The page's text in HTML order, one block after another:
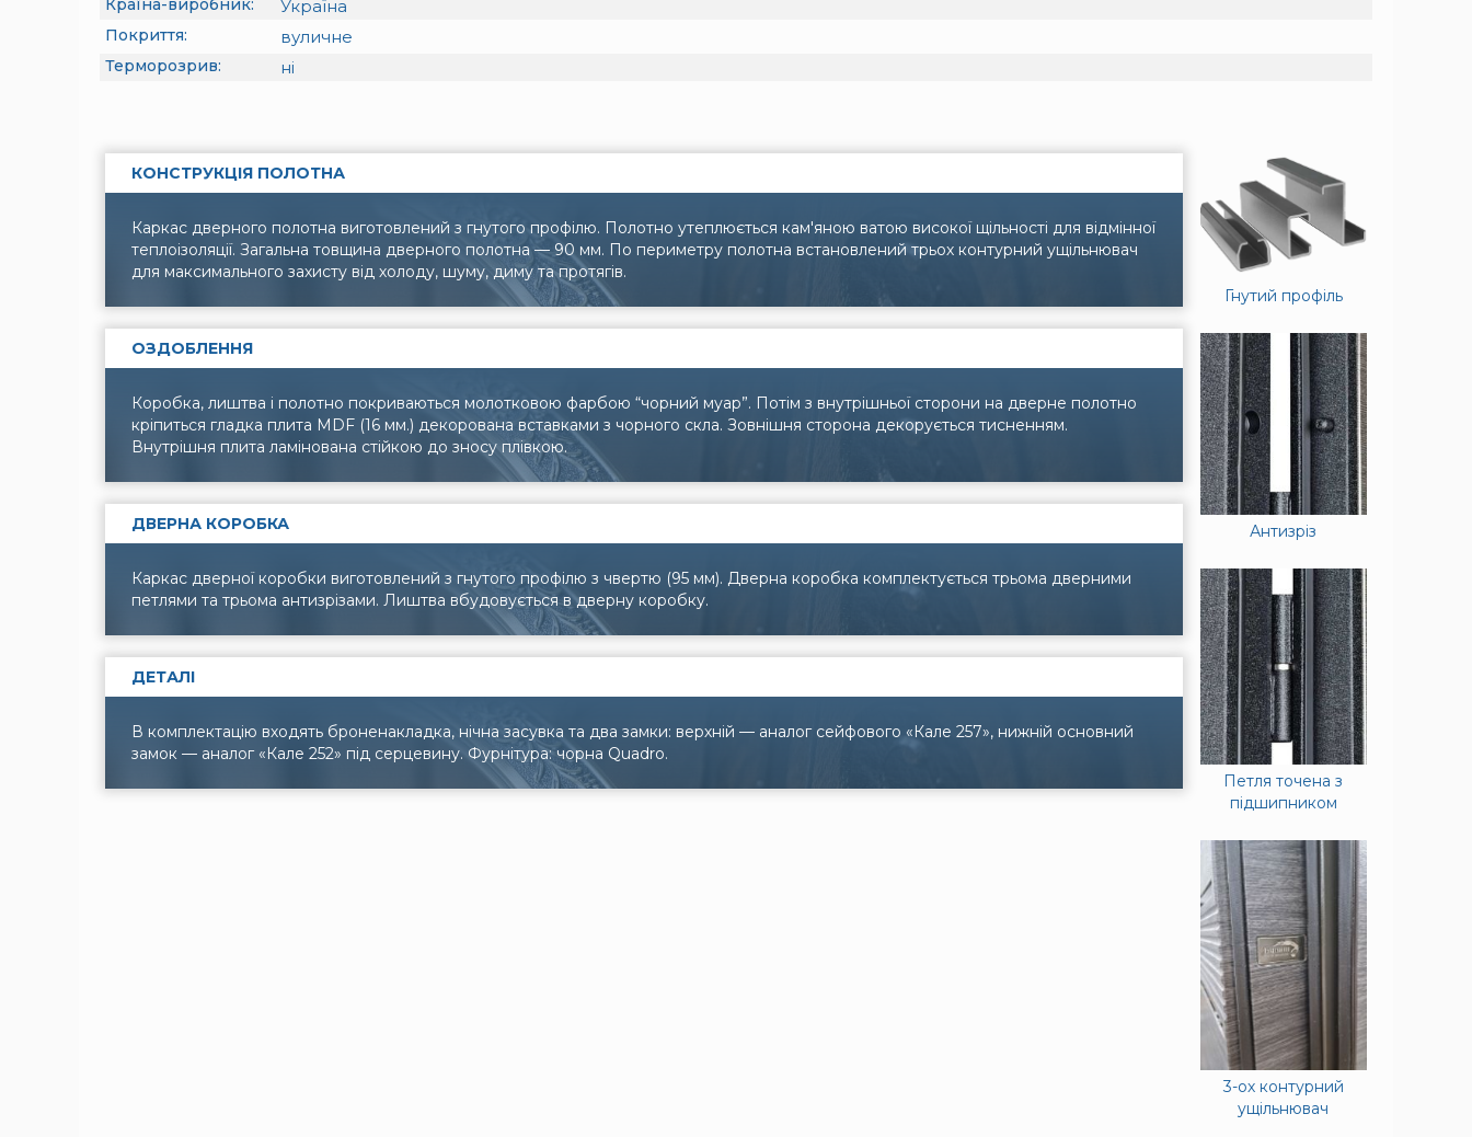
Країна-виробник: Україна
Покриття: вуличне
Терморозрив: ні
КОНСТРУКЦІЯ ПОЛОТНА
Каркас дверного полотна виготовлений з гнутого профілю. Полотно утеплюється кам'яною ватою високої щільності для відмінної
теплоізоляції. Загальна товщина дверного полотна — 90 мм. По периметру полотна встановлений трьох контурний ущільнювач
для максимального захисту від холоду, шуму, диму та протягів.
ОЗДОБЛЕННЯ
Коробка, лиштва і полотно покриваються молотковою фарбою “чорний муар”. Потім з внутрішньої сторони на дверне полотно
кріпиться гладка плита MDF (16 мм.) декорована вставками з чорного скла. Зовнішня сторона декорується тисненням.
Внутрішня плита ламінована стійкою до зносу плівкою.
ДВЕРНА КОРОБКА
Каркас дверної коробки виготовлений з гнутого профілю з чвертю (95 мм). Дверна коробка комплектується трьома дверними
петлями та трьома антизрізами. Лиштва вбудовується в дверну коробку.
ДЕТАЛІ
В комплектацію входять броненакладка, нічна засувка та два замки: верхній — аналог сейфового «Кале 257», нижній основний
замок — аналог «Кале 252» під серцевину. Фурнітура: чорна Quadro.
Гнутий профіль
Антизріз
Петля точена з
підшипником
3-ох контурний
ущільнювач